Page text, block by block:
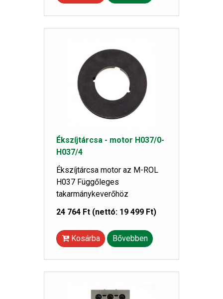
Ékszíjtárcsa - motor H037/0-
H037/4
Ékszíjtárcsa motor az M-ROL
H037 Függőleges
takarmánykeverőhöz
24 764 Ft (nettó: 19 499 Ft)
Kosárba Bővebben